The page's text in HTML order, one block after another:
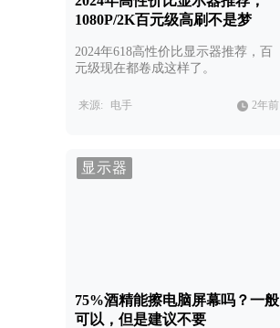
1080P/2K百元级高刷不是梦
2024年618高性价比显示器推荐，百
元级现在都卷成这样了。
来源: 电手 2年前
显示器
75%酒精能擦电脑屏幕吗？一般
可以，但是建议不要